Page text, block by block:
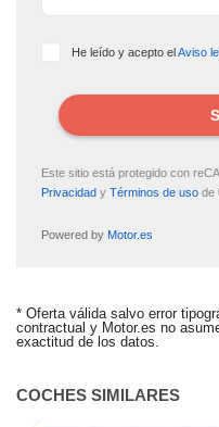
He leído y acepto elAviso
Este sitio está protegido con
Privacidad y Términos de uso de
Powered by Motor.es
ALERTA CREADA
Te avisaremos si el coche
* Oferta válida salvo error
contractual y Motor.es no
exactitud de los datos.
COCHES SIMILARES